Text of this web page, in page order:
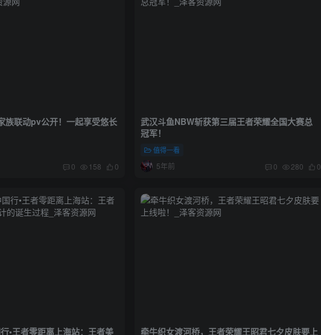
族联动pv公开！一起享受悠长
0 158 0
武汉斗鱼NBW斩获第三届王者荣耀全国大赛总
冠军！
值得一看
5年前 0 280 0
•王者零距离上海站：王者美 牵牛织女渡河桥，王者荣耀王昭君七夕皮肤要上